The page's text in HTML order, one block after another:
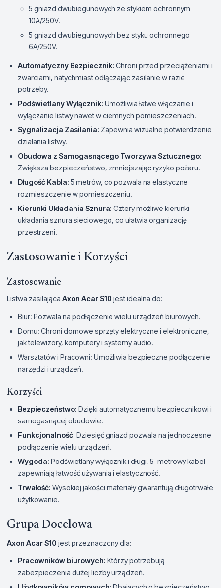
5 gniazd dwubiegunowych ze stykiem ochronnym
10A/250V.
5 gniazd dwubiegunowych bez styku ochronnego
6A/250V.
Automatyczny Bezpiecznik: Chroni przed przeciążeniami i
zwarciami, natychmiast odłączając zasilanie w razie
potrzeby.
Podświetlany Wyłącznik: Umożliwia łatwe włączanie i
wyłączanie listwy nawet w ciemnych pomieszczeniach.
Sygnalizacja Zasilania: Zapewnia wizualne potwierdzenie
działania listwy.
Obudowa z Samogasnącego Tworzywa Sztucznego:
Zwiększa bezpieczeństwo, zmniejszając ryzyko pożaru.
Długość Kabla: 5 metrów, co pozwala na elastyczne
rozmieszczenie w pomieszczeniu.
Kierunki Układania Sznura: Cztery możliwe kierunki
układania sznura sieciowego, co ułatwia organizację
przestrzeni.
Zastosowanie i Korzyści
Zastosowanie
Listwa zasilająca Axon Acar S10 jest idealna do:
Biur: Pozwala na podłączenie wielu urządzeń biurowych.
Domu: Chroni domowe sprzęty elektryczne i elektroniczne,
jak telewizory, komputery i systemy audio.
Warsztatów i Pracowni: Umożliwia bezpieczne podłączenie
narzędzi i urządzeń.
Korzyści
Bezpieczeństwo: Dzięki automatycznemu bezpiecznikowi i
samogasnącej obudowie.
Funkcjonalność: Dziesięć gniazd pozwala na jednoczesne
podłączenie wielu urządzeń.
Wygoda: Podświetlany wyłącznik i długi, 5-metrowy kabel
zapewniają łatwość używania i elastyczność.
Trwałość: Wysokiej jakości materiały gwarantują długotrwałe
użytkowanie.
Grupa Docelowa
Axon Acar S10 jest przeznaczony dla:
Pracowników biurowych: Którzy potrzebują
zabezpieczenia dużej liczby urządzeń.